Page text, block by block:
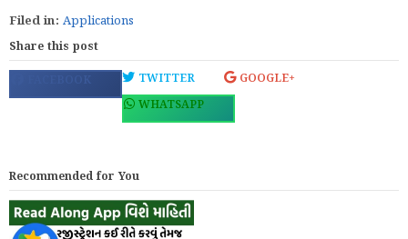
Filed in: Applications
Share this post
FACEBOOK TWITTER
GOOGLE+
WHATSAPP
Recommended for You